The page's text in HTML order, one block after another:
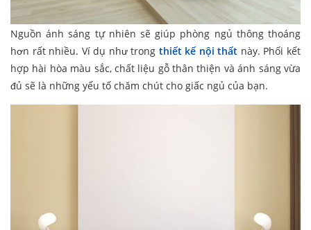
Nguồn ánh sáng tự nhiên sẽ giúp phòng ngủ thông thoáng
hơn rất nhiều. Ví dụ như trong thiết kế nội thất này. Phối kết
hợp hài hòa màu sắc, chất liệu gỗ thân thiện và ánh sáng vừa
đủ sẽ là những yếu tố chăm chút cho giấc ngủ của bạn.